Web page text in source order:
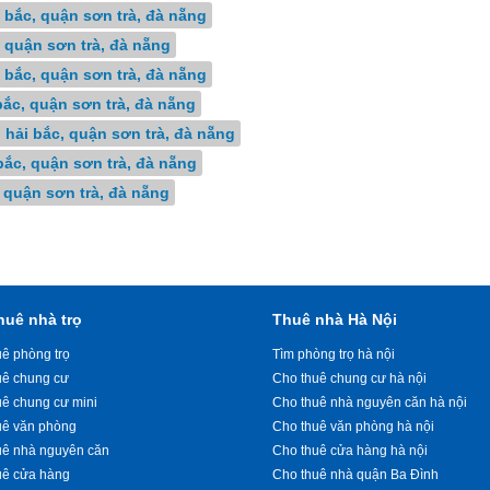
quận sơn trà, đà nẵng
sơn trà, đà nẵng
quận sơn trà, đà nẵng
quận sơn trà, đà nẵng
bắc, quận sơn trà, đà nẵng
quận sơn trà, đà nẵng
sơn trà, đà nẵng
nhà trọ
phòng trọ
chung cư
chung cư mini
văn phòng
nhà nguyên căn
cửa hàng
Thuê nhà Hà Nội
Tìm phòng trọ hà nội
Cho thuê chung cư hà nội
Cho thuê nhà nguyên căn hà nội
Cho thuê văn phòng hà nội
Cho thuê cửa hàng hà nội
Cho thuê nhà quận Ba Đình